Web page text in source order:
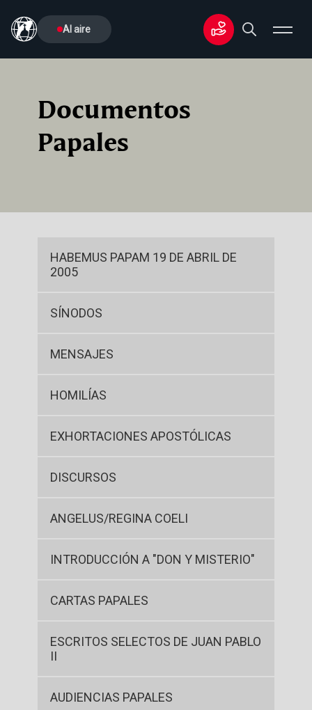
Al aire
Documentos
Papales
HABEMUS PAPAM 19 DE ABRIL DE
2005
SÍNODOS
MENSAJES
HOMILÍAS
EXHORTACIONES APOSTÓLICAS
DISCURSOS
ANGELUS/REGINA COELI
INTRODUCCIÓN A "DON Y MISTERIO"
CARTAS PAPALES
ESCRITOS SELECTOS DE JUAN PABLO
II
AUDIENCIAS PAPALES